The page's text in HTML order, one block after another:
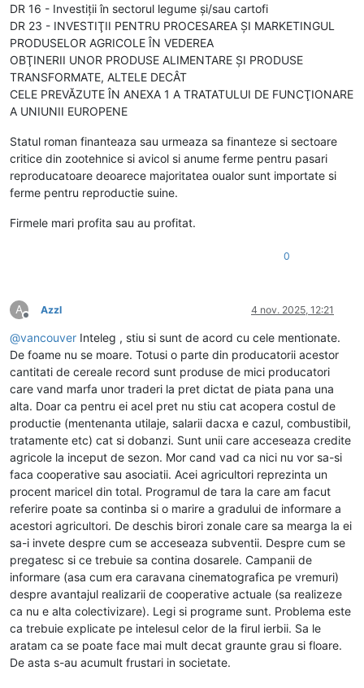
DR 16 - Investiții în sectorul legume și/sau cartofi
DR 23 - INVESTIŢII PENTRU PROCESAREA ŞI MARKETINGUL
PRODUSELOR AGRICOLE ÎN VEDEREA
OBŢINERII UNOR PRODUSE ALIMENTARE ŞI PRODUSE
TRANSFORMATE, ALTELE DECÂT
CELE PREVĂZUTE ÎN ANEXA 1 A TRATATULUI DE FUNCŢIONARE
A UNIUNII EUROPENE
Statul roman finanteaza sau urmeaza sa finanteze si sectoare
critice din zootehnice si avicol si anume ferme pentru pasari
reproducatoare deoarece majoritatea oualor sunt importate si
ferme pentru reproductie suine.
Firmele mari profita sau au profitat.
0
A
Deconectat
Azzl 4 nov. 2025, 12:21
@vancouver Inteleg , stiu si sunt de acord cu cele mentionate.
De foame nu se moare. Totusi o parte din producatorii acestor
cantitati de cereale record sunt produse de mici producatori
care vand marfa unor traderi la pret dictat de piata pana una
alta. Doar ca pentru ei acel pret nu stiu cat acopera costul de
productie (mentenanta utilaje, salarii dacxa e cazul, combustibil,
tratamente etc) cat si dobanzi. Sunt unii care acceseaza credite
agricole la inceput de sezon. Mor cand vad ca nici nu vor sa-si
faca cooperative sau asociatii. Acei agricultori reprezinta un
procent maricel din total. Programul de tara la care am facut
referire poate sa continba si o marire a gradului de informare a
acestori agricultori. De deschis birori zonale care sa mearga la ei
sa-i invete despre cum se acceseaza subventii. Despre cum se
pregatesc si ce trebuie sa contina dosarele. Campanii de
informare (asa cum era caravana cinematografica pe vremuri)
despre avantajul realizarii de cooperative actuale (sa realizeze
ca nu e alta colectivizare). Legi si programe sunt. Problema este
ca trebuie explicate pe intelesul celor de la firul ierbii. Sa le
aratam ca se poate face mai mult decat graunte grau si floare.
De asta s-au acumult frustari in societate.